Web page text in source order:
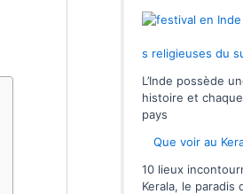
s religieuses du
L’Inde possède
histoire et
pays
Que voir au
10 lieux
Kerala, le paradis